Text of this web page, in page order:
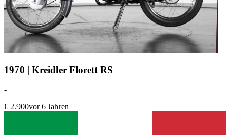
1970 | Kreidler Florett RS
-
€ 2.900vor 6 Jahren